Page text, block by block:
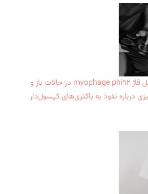
ساختارهای کامل فاژ myophage phi۹۲ در حالات باز و
درباره نفوذ به باکتری‌های کپسول‌دار